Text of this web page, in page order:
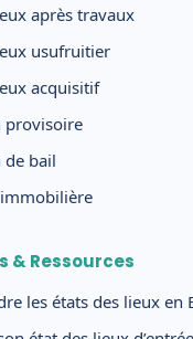
après travaux
usufruitier
acquisitif
provisoire
de bail
& Ressources
les états des lieux en